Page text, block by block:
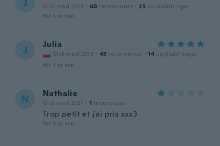
Gick med 2018 · 60 recensioner · 25 uppladdningar
för 4 år sen
J Julia
Gick med 2019 · 43 recensioner · 14 uppladdningar
för 4 år sen
N Nathalie
Gick med 2021 · 1 recensioner
Trop petit et j'ai pris xxx3
för 4 år sen